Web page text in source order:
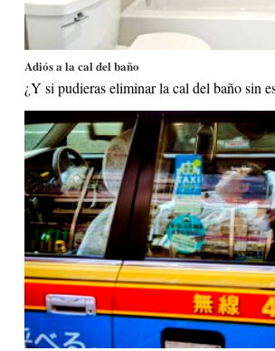
Adiós a la cal del baño
¿Y si pudieras eliminar la cal del baño sin